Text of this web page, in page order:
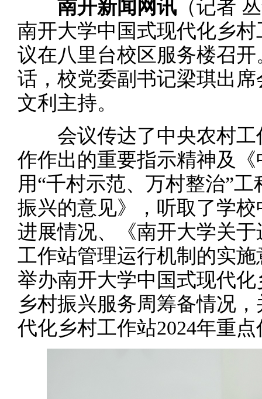
南开新闻网讯 （记者
南开大学中国式现代化乡
议在八里台校区服务楼召
话，校党委副书记梁琪出
文利主持。
会议传达了中央农村工
作作出的重要指示精神及
用“千村示范、万村整治”
振兴的意见》，听取了学
进展情况、《南开大学关
工作站管理运行机制的实
举办南开大学中国式现代
乡村振兴服务周筹备情况
代化乡村工作站2024年重